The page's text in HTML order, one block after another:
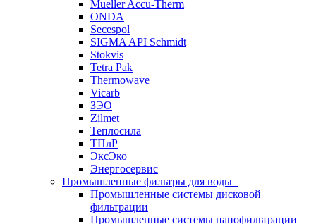
Mueller Accu-Therm
ONDA
Secespol
SIGMA API Schmidt
Stokvis
Tetra Pak
Thermowave
Vicarb
ЗЭО
Zilmet
Теплосила
ТПлР
ЭксЭко
Энергосервис
Промышленные фильтры для воды
Промышленные системы дисковой
фильтрации
Промышленные системы нанофильтрации